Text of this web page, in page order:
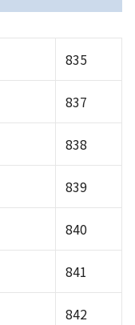
835
837
838
839
840
841
842